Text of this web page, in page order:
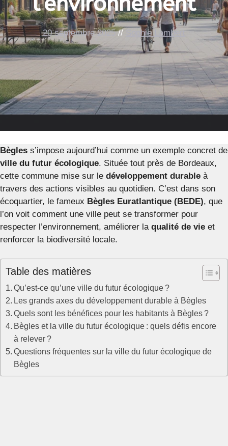
20 septembre 2025 // Sophie Lambert
Bègles s’impose aujourd’hui comme un exemple concret de
ville du futur écologique. Située tout près de Bordeaux,
cette commune mise sur le développement durable à
travers des actions visibles au quotidien. C’est dans son
écoquartier, le fameux Bègles Euratlantique (BEDE), que
l’on voit comment une ville peut se transformer pour
respecter l’environnement, améliorer la qualité de vie et
renforcer la biodiversité locale.
Table des matières
Qu’est-ce qu’une ville du futur écologique ?
Les grands axes du développement durable à Bègles
Quels sont les bénéfices pour les habitants à Bègles ?
Bègles et la ville du futur écologique : quels défis encore
à relever ?
Questions fréquentes sur la ville du futur écologique de
Bègles